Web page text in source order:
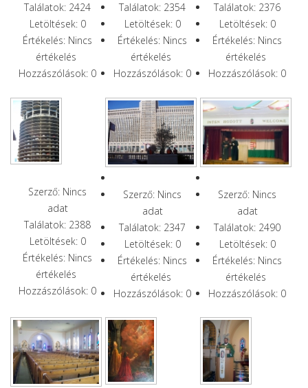
Találatok: 2424
Letöltések: 0
Értékelés: Nincs
értékelés
Hozzászólások: 0
Találatok: 2354
Letöltések: 0
Értékelés: Nincs
értékelés
Hozzászólások: 0
Találatok: 2376
Letöltések: 0
Értékelés: Nincs
értékelés
Hozzászólások: 0
Szerző: Nincs
adat
Találatok: 2388
Letöltések: 0
Értékelés: Nincs
értékelés
Hozzászólások: 0
Szerző: Nincs
adat
Találatok: 2347
Letöltések: 0
Értékelés: Nincs
értékelés
Hozzászólások: 0
Szerző: Nincs
adat
Találatok: 2490
Letöltések: 0
Értékelés: Nincs
értékelés
Hozzászólások: 0